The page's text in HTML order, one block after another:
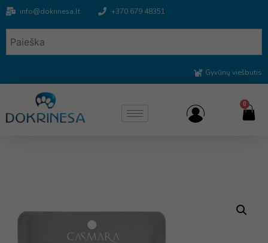
info@dokrinesa.lt +370 679 48351
Gyvūnų viešbutis
0